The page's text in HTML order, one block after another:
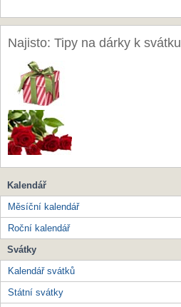
Najisto: Tipy na dárky k svátku
Kalendář
Měsíční kalendář
Roční kalendář
Svátky
Kalendář svátků
Státní svátky